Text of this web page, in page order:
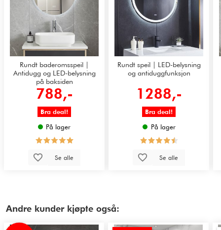
Rundt baderomsspeil |
Antidugg og LED-belysning
på baksiden
788,-
Bra deal!
På lager
Se alle
Rundt speil | LED-belysning
og antiduggfunksjon
1288,-
Bra deal!
På lager
Se alle
Andre kunder kjøpte også: